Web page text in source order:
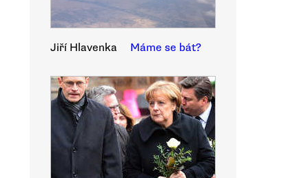
Jiří Hlavenka Máme se bát?